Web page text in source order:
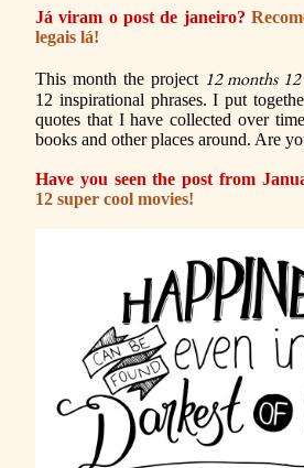
Já viram o post de janeiro?
legais lá!
This month the project 12 months
12 inspirational phrases. I put
quotes that I have collected over
books and other places around. Are
Have you seen the post from
12 super cool movies!